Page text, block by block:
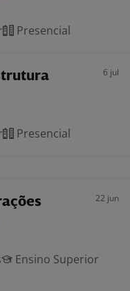
Presencial
6 jul
Presencial
22 jun
Ensino Superior